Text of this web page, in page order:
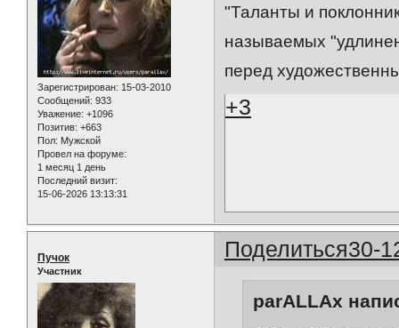
Зарегистрирован: 15-03-2010
Сообщений: 933
Уважение: +1096
Позитив: +663
Пол: Мужской
Провел на форуме:
1 месяц 1 день
Последний визит:
15-06-2026 13:13:31
"Таланты и
называемых
перед
+3
Поделиться30-
Пучок
Участник
parALLAx